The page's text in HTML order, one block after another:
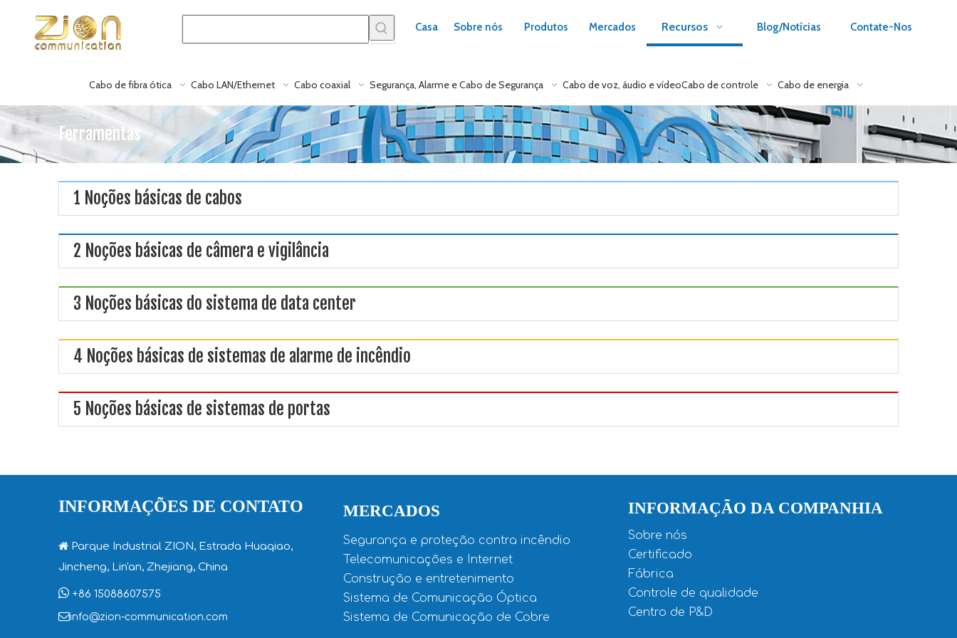
Casa Sobre nós Produtos Mercados Recursos Blog/Notícias Contate-Nos
Cabo de fibra ótica Cabo LAN/Ethernet Cabo coaxial Segurança, Alarme e Cabo de Segurança Cabo de voz, áudio e vídeoCabo de controle Cabo de energia
Ferramentas
1 Noções básicas de cabos
2 Noções básicas de câmera e vigilância
3 Noções básicas do sistema de data center
4 Noções básicas de sistemas de alarme de incêndio
5 Noções básicas de sistemas de portas
INFORMAÇÕES DE CONTATO
 Parque Industrial ZION, Estrada Huaqiao,
Jincheng, Lin'an, Zhejiang, China
 +86 15088607575
info@zion-communication.com
MERCADOS
Segurança e proteção contra incêndio
Telecomunicações e Internet
Construção e entretenimento
Sistema de Comunicação Óptica
Sistema de Comunicação de Cobre
INFORMAÇÃO DA COMPANHIA
Sobre nós
Certificado
Fábrica
Controle de qualidade
Centro de P&D